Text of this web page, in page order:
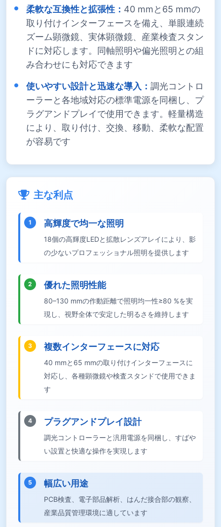
柔軟な互換性と拡張性： 40 mmと65 mmの
取り付けインターフェースを備え、単眼連続
ズーム顕微鏡、実体顕微鏡、産業検査スタン
ドに対応します。同軸照明や偏光照明との組
み合わせにも対応できます
使いやすい設計と迅速な導入： 調光コントロ
ーラーと各地域対応の標準電源を同梱し、プ
ラグアンドプレイで使用できます。軽量構造
により、取り付け、交換、移動、柔軟な配置
が容易です
主な利点
1 高輝度で均一な照明
18個の高輝度LEDと拡散レンズアレイにより、影
の少ないプロフェッショナル照明を提供します
2 優れた照明性能
80–130 mmの作動距離で照明均一性≥80 %を実
現し、視野全体で安定した明るさを維持します
3 複数インターフェースに対応
40 mmと65 mmの取り付けインターフェースに
対応し、各種顕微鏡や検査スタンドで使用できま
す
4 プラグアンドプレイ設計
調光コントローラーと汎用電源を同梱し、すばや
い設置と快適な操作を実現します
5 幅広い用途
PCB検査、電子部品解析、はんだ接合部の観察、
産業品質管理環境に適しています